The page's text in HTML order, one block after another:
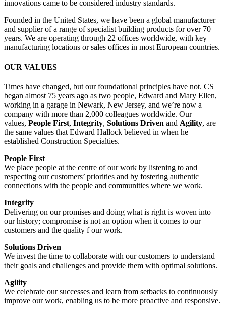
innovations came to be considered industry standards.
Founded in the United States, we have been a global manufacturer
and supplier of a range of specialist building products for over 70
years. We are operating through 22 offices worldwide, with key
manufacturing locations or sales offices in most European countries.
OUR VALUES
Times have changed, but our foundational principles have not. CS
began almost 75 years ago as two people, Edward and Mary Ellen,
working in a garage in Newark, New Jersey, and we’re now a
company with more than 2,000 colleagues worldwide. Our
values, People First, Integrity, Solutions Driven and Agility, are
the same values that Edward Hallock believed in when he
established Construction Specialties.
People First
We place people at the centre of our work by listening to and
respecting our customers’ priorities and by fostering authentic
connections with the people and communities where we work.
Integrity
Delivering on our promises and doing what is right is woven into
our history; compromise is not an option when it comes to our
customers and the quality f our work.
Solutions Driven
We invest the time to collaborate with our customers to understand
their goals and challenges and provide them with optimal solutions.
Agility
We celebrate our successes and learn from setbacks to continuously
improve our work, enabling us to be more proactive and responsive.